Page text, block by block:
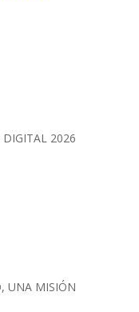
DIGITAL 2026
UNA MISIÓN